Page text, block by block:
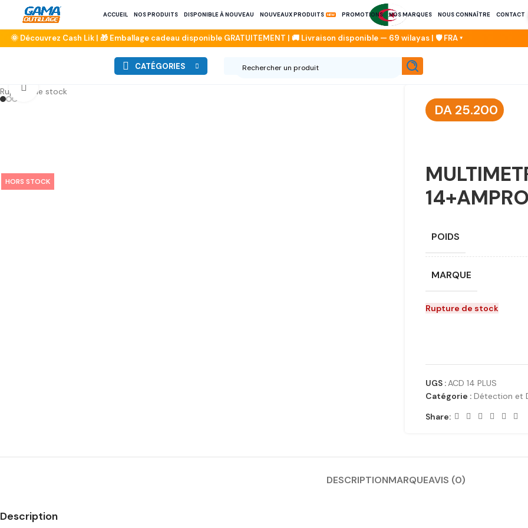
ACCUEIL NOS PRODUITS DISPONIBLE À NOUVEAU NOUVEAUX PRODUITS PROMOTIONS NOS MARQUES NOUS CONNAÎTRE CONTACT
CATÉGORIES
Rupture de stock
HORS STOCK
Click to enlarge
DA 25.200
POIDS
MARQUE
Rupture de stock
UGS :ACD 14 PLUS
Catégorie : Détection et
Share:
DESCRIPTIONMARQUEAVIS (0)
Description